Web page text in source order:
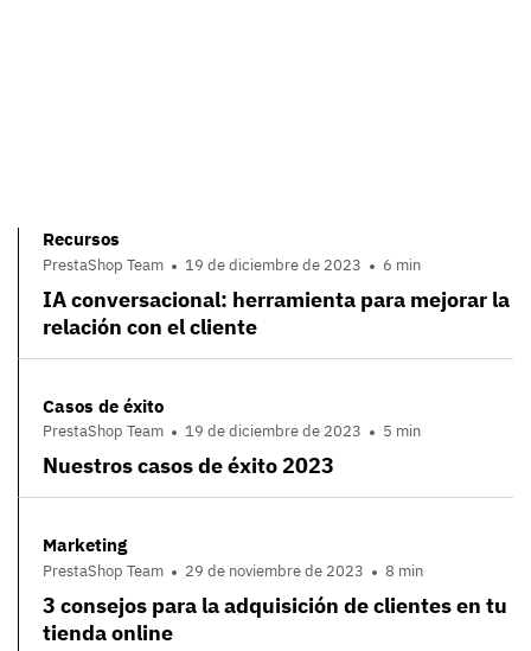
Recursos
PrestaShop Team 19 de diciembre de 2023 6 min
IA conversacional: herramienta para mejorar la
relación con el cliente
Casos de éxito
PrestaShop Team 19 de diciembre de 2023 5 min
Nuestros casos de éxito 2023
Marketing
PrestaShop Team 29 de noviembre de 2023 8 min
3 consejos para la adquisición de clientes en tu
tienda online